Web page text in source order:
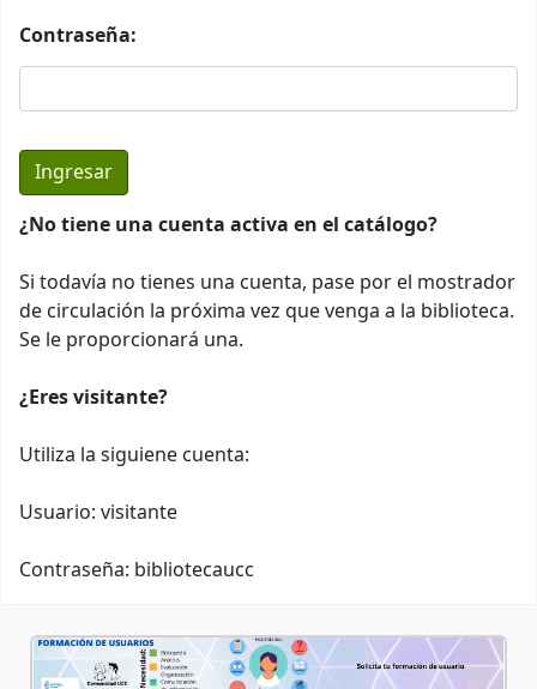
Contraseña:
¿No tiene una cuenta activa en el catálogo?
Si todavía no tienes una cuenta, pase por el mostrador
de circulación la próxima vez que venga a la biblioteca.
Se le proporcionará una.
¿Eres visitante?
Utiliza la siguiene cuenta:
Usuario: visitante
Contraseña: bibliotecaucc